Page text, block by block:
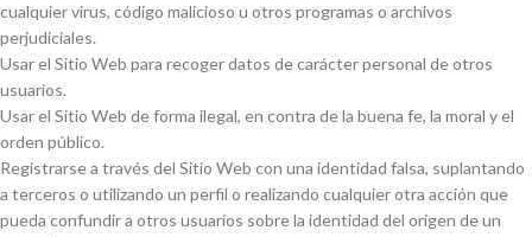
cualquier virus, código malicioso u otros programas o archivos
perjudiciales.
Usar el Sitio Web para recoger datos de carácter personal de otros
usuarios.
Usar el Sitio Web de forma ilegal, en contra de la buena fe, la moral y el
orden público.
Registrarse a través del Sitio Web con una identidad falsa, suplantando
a terceros o utilizando un perfil o realizando cualquier otra acción que
pueda confundir a otros usuarios sobre la identidad del origen de un